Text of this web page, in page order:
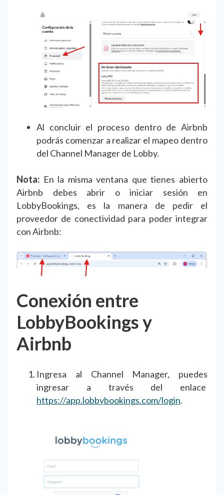
Al concluir el proceso dentro de Airbnb
podrás comenzar a realizar el mapeo dentro
del Channel Manager de Lobby.
Nota: En la misma ventana que tienes abierto
Airbnb debes abrir o iniciar sesión en
LobbyBookings, es la manera de pedir el
proveedor de conectividad para poder integrar
con Airbnb:
Conexión entre
LobbyBookings y
Airbnb
Ingresa al Channel Manager, puedes
ingresar a través del enlace
https://app.lobbybookings.com/login.